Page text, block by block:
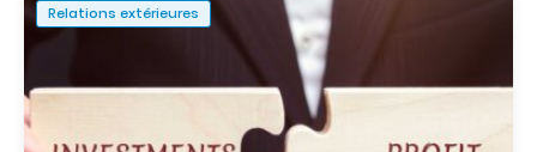
Relations extérieures